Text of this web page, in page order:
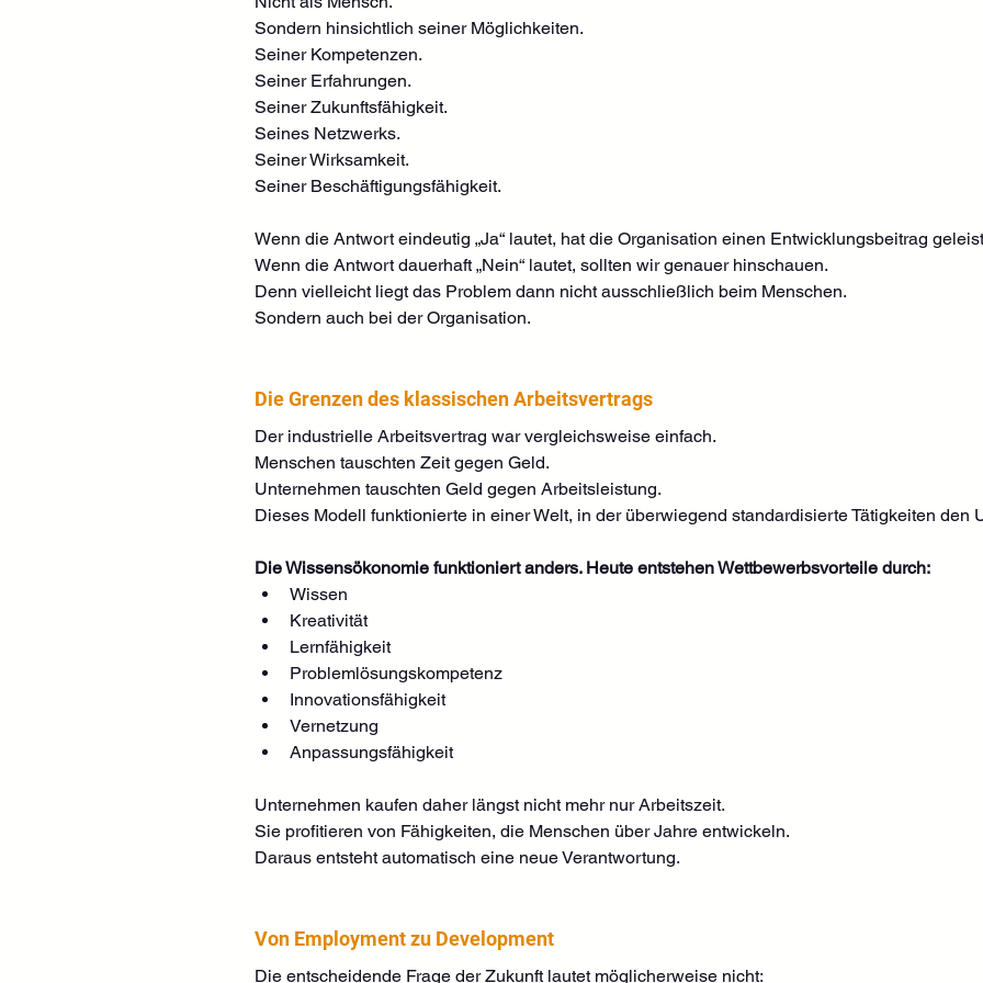
Sondern hinsichtlich seiner Möglichkeiten.
Seiner Kompetenzen.
Seiner Erfahrungen.
Seiner Zukunftsfähigkeit.
Seines Netzwerks.
Seiner Wirksamkeit.
Seiner Beschäftigungsfähigkeit.
Wenn die Antwort eindeutig „Ja“ lautet, hat die Organisation einen Entwicklungsbeitrag
Wenn die Antwort dauerhaft „Nein“ lautet, sollten wir genauer hinschauen.
Denn vielleicht liegt das Problem dann nicht ausschließlich beim Menschen.
Sondern auch bei der Organisation.
Die Grenzen des klassischen Arbeitsvertrags
Der industrielle Arbeitsvertrag war vergleichsweise einfach.
Menschen tauschten Zeit gegen Geld.
Unternehmen tauschten Geld gegen Arbeitsleistung.
Dieses Modell funktionierte in einer Welt, in der überwiegend standardisierte Tätigkeiten den
Die Wissensökonomie funktioniert anders. Heute entstehen Wettbewerbsvorteile durch:
Wissen
Kreativität
Lernfähigkeit
Problemlösungskompetenz
Innovationsfähigkeit
Vernetzung
Anpassungsfähigkeit
Unternehmen kaufen daher längst nicht mehr nur Arbeitszeit.
Sie profitieren von Fähigkeiten, die Menschen über Jahre entwickeln.
Daraus entsteht automatisch eine neue Verantwortung.
Von Employment zu Development
Die entscheidende Frage der Zukunft lautet möglicherweise nicht: